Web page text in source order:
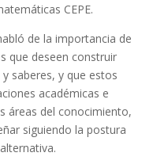
CEPE.
de la importancia de
que deseen construir
saberes, y que estos
académicas e
áreas del conocimiento,
siguiendo la postura